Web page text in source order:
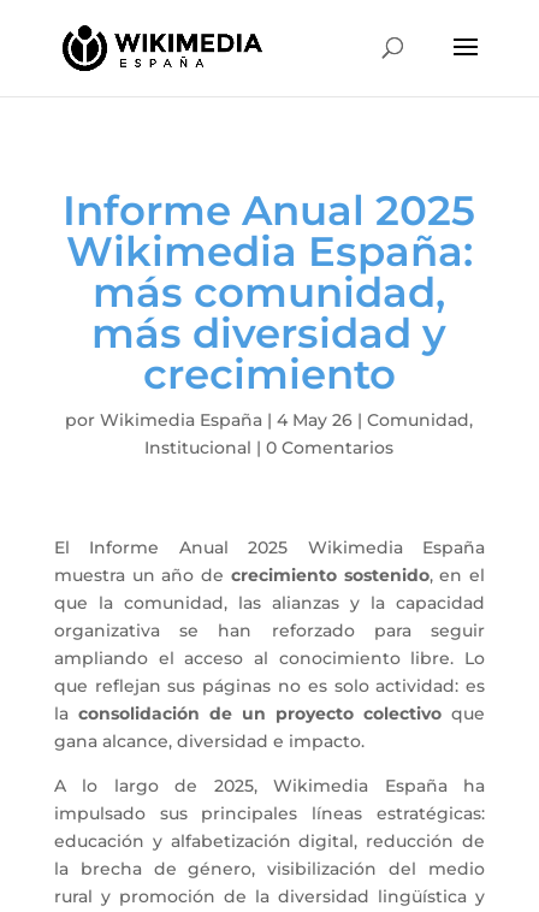
Informe Anual 2025
Wikimedia España:
más comunidad,
más diversidad y
crecimiento
porWikimedia España |4 May 26 |Comunidad,
Institucional |0 Comentarios
El Informe Anual 2025 Wikimedia España
muestra un año de crecimiento sostenido, en el
que la comunidad, las alianzas y la capacidad
organizativa se han reforzado para seguir
ampliando el acceso al conocimiento libre. Lo
que reflejan sus páginas no es solo actividad: es
la consolidación de un proyecto colectivo que
gana alcance, diversidad e impacto.
A lo largo de 2025, Wikimedia España ha
impulsado sus principales líneas estratégicas:
educación y alfabetización digital, reducción de
la brecha de género, visibilización del medio
rural y promoción de la diversidad lingüística y